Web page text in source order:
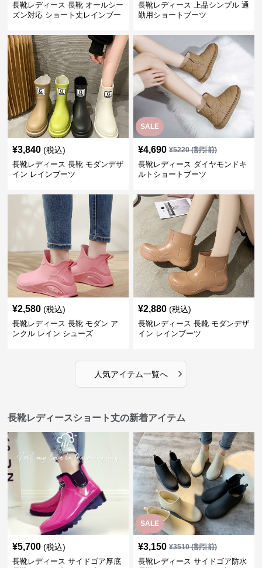
長靴レディース 長靴 オールシー
ズン対応 ショート丈レインブー
長靴レディース 上品シンプル 通
勤用ショートブーツ
¥3,840 (税込)
長靴レディース 長靴 モダンデザ
イン レインブーツ
SALE
¥4,690 ¥5220(割引前)
長靴レディース ダイヤモンドキ
ルトショートブーツ
¥2,580 (税込)
長靴レディース 長靴 モダン ア
ンクル レイン シューズ
¥2,880 (税込)
長靴レディース 長靴 モダンデザ
イン レインブーツ
人気アイテム一覧へ ›
長靴レディースショート丈の新着アイテム
¥5,700 (税込)
長靴レディース サイドゴア厚底
SALE
¥3,150 ¥3510(割引前)
長靴レディース サイドゴア防水